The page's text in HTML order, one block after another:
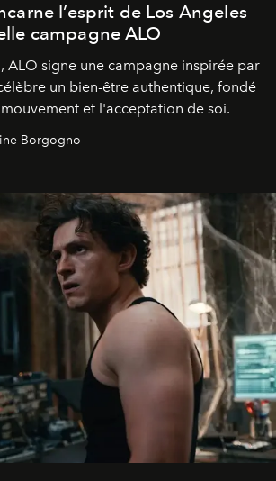
l’esprit de Los Angeles
campagne ALO
ALO signe une campagne inspirée par
un bien-être authentique, fondé
et l'acceptation de soi.
Borgogno